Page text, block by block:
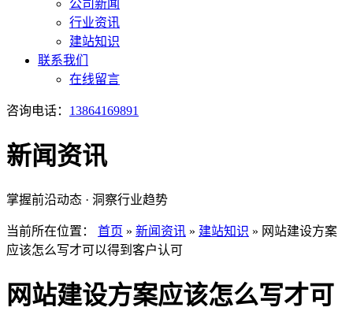
公司新闻
行业资讯
建站知识
联系我们
在线留言
咨询电话： 13864169891
新闻资讯
掌握前沿动态 · 洞察行业趋势
当前所在位置： 首页 » 新闻资讯 » 建站知识 » 网站建设方案
应该怎么写才可以得到客户认可
网站建设方案应该怎么写才可